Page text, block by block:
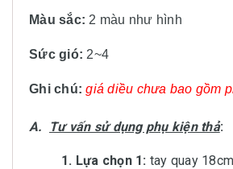
Màu sắc: 2 màu như hình
Sức gió: 2~4
Ghi chú: giá diều chưa bao gồm
A. Tư vấn sử dụng phụ kiện thả:
1. Lựa chọn 1: tay quay